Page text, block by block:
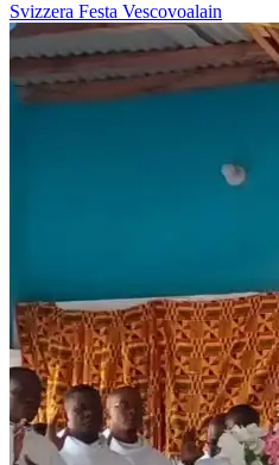
Svizzera Festa Vescovoalain